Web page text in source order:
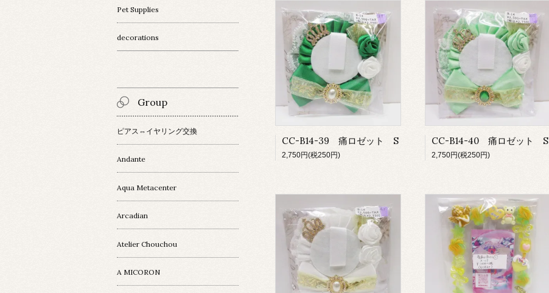
CC-B14-39 痛ロゼット S
2,750円(税250円)
CC-B14-40 痛ロゼット S
2,750円(税250円)
Pet Supplies
decorations
Group
ピアス⇔イヤリング交換
Andante
Aqua Metacenter
Arcadian
Atelier Chouchou
A MICORON